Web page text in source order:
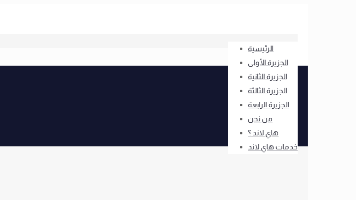
الرئيسية
الجزيرة الأولى
الجزيرة الثانية
الجزيرة الثالثة
الجزيرة الرابعة
من نحن
هاي لاند ؟
خدمات هاي لاند